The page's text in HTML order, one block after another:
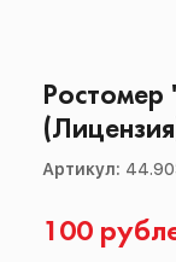
Артикул:
100